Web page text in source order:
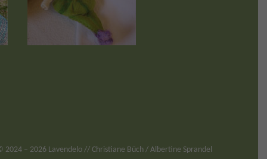
2024– 2026 Lavendelo // Christiane Büch / Albertine Sprandel